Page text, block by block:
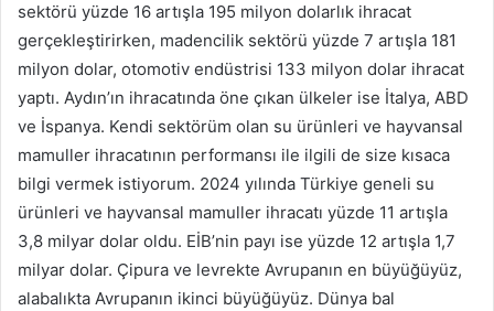
sektörü yüzde 16 artışla 195 milyon dolarlık ihracat
gerçekleştirirken, madencilik sektörü yüzde 7 artışla 181
milyon dolar, otomotiv endüstrisi 133 milyon dolar ihracat
yaptı. Aydın’ın ihracatında öne çıkan ülkeler ise İtalya, ABD
ve İspanya. Kendi sektörüm olan su ürünleri ve hayvansal
mamuller ihracatının performansı ile ilgili de size kısaca
bilgi vermek istiyorum. 2024 yılında Türkiye geneli su
ürünleri ve hayvansal mamuller ihracatı yüzde 11 artışla
3,8 milyar dolar oldu. EİB’nin payı ise yüzde 12 artışla 1,7
milyar dolar. Çipura ve levrekte Avrupanın en büyüğüyüz,
alabalıkta Avrupanın ikinci büyüğüyüz. Dünya bal